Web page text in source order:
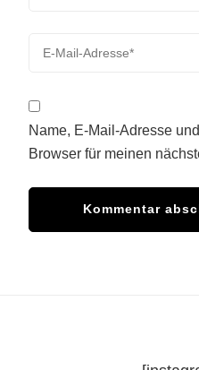
Name, E-Mail-Adresse
Browser für meinen